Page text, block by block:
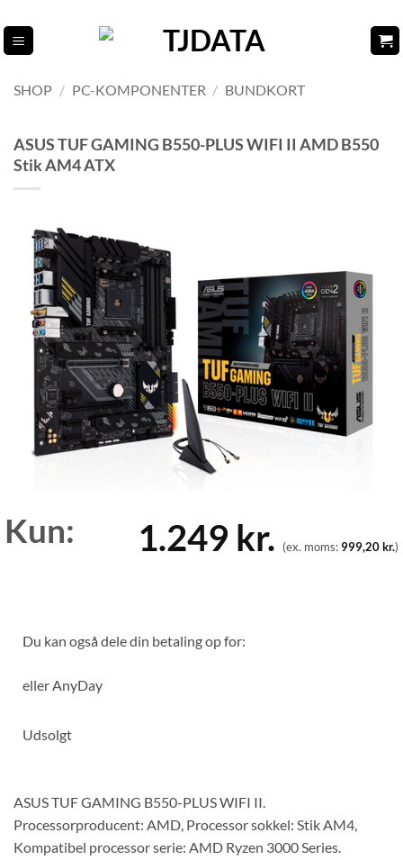
til
indhold
SHOP / PC-KOMPONENTER / BUNDKORT
ASUS TUF GAMING B550-PLUS WIFI II AMD B550
Stik AM4 ATX
Kun: 1.249 kr. (ex. moms:999,20kr.)
Du kan også dele din betaling op for:
eller AnyDay
Udsolgt
ASUS TUF GAMING B550-PLUS WIFI II.
Processorproducent: AMD, Processor sokkel: Stik AM4,
Kompatibel processor serie: AMD Ryzen 3000 Series.